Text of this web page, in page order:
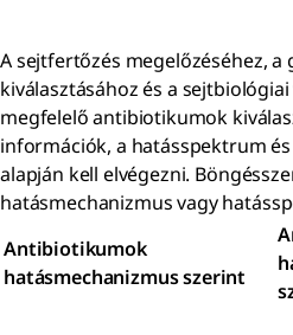
A sejtfertőzés megelőzéséhez,
kiválasztásához és a
megfelelő antibiotikumok
információk, a hatásspektrum
alapján kell elvégezni.
hatásmechanizmus vagy
Antibiotikumok
hatásmechanizmus szerint